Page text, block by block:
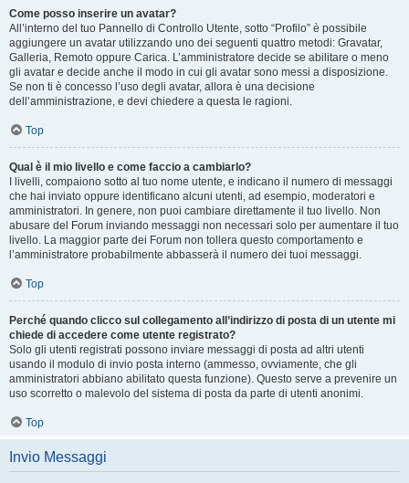
Come posso inserire un avatar?
All’interno del tuo Pannello di Controllo Utente, sotto “Profilo” è possibile
aggiungere un avatar utilizzando uno dei seguenti quattro metodi: Gravatar,
Galleria, Remoto oppure Carica. L’amministratore decide se abilitare o meno
gli avatar e decide anche il modo in cui gli avatar sono messi a disposizione.
Se non ti è concesso l’uso degli avatar, allora è una decisione
dell’amministrazione, e devi chiedere a questa le ragioni.
Top
Qual è il mio livello e come faccio a cambiarlo?
I livelli, compaiono sotto al tuo nome utente, e indicano il numero di messaggi
che hai inviato oppure identificano alcuni utenti, ad esempio, moderatori e
amministratori. In genere, non puoi cambiare direttamente il tuo livello. Non
abusare del Forum inviando messaggi non necessari solo per aumentare il tuo
livello. La maggior parte dei Forum non tollera questo comportamento e
l’amministratore probabilmente abbasserà il numero dei tuoi messaggi.
Top
Perché quando clicco sul collegamento all’indirizzo di posta di un utente mi
chiede di accedere come utente registrato?
Solo gli utenti registrati possono inviare messaggi di posta ad altri utenti
usando il modulo di invio posta interno (ammesso, ovviamente, che gli
amministratori abbiano abilitato questa funzione). Questo serve a prevenire un
uso scorretto o malevolo del sistema di posta da parte di utenti anonimi.
Top
Invio Messaggi